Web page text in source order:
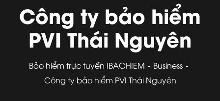
Công ty bảo hiểm
PVI Thái Nguyên
Bảo hiểm trực tuyến IBAOHIEM
Business
Công ty bảo hiểm PVI Thái Nguyên